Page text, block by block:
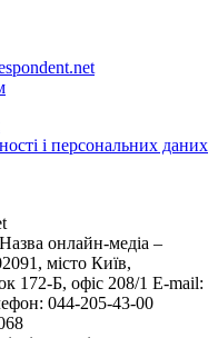
і персональних даних
онлайн-медіа –
місто Київ,
Б, офіс 208/1 E-mail:
044-205-43-00